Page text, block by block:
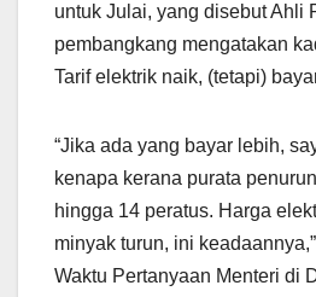
untuk Julai, yang disebut Ahli
pembangkang mengatakan
Tarif elektrik naik, (tetapi)
“Jika ada yang bayar lebih,
kenapa kerana purata
hingga 14 peratus. Harga
minyak turun, ini
Waktu Pertanyaan Menteri di